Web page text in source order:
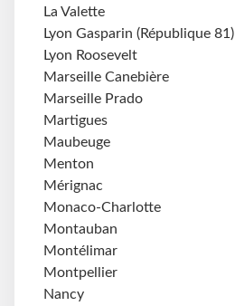
La Valette
Lyon Gasparin (République 81)
Lyon Roosevelt
Marseille Canebière
Marseille Prado
Martigues
Maubeuge
Menton
Mérignac
Monaco-Charlotte
Montauban
Montélimar
Montpellier
Nancy